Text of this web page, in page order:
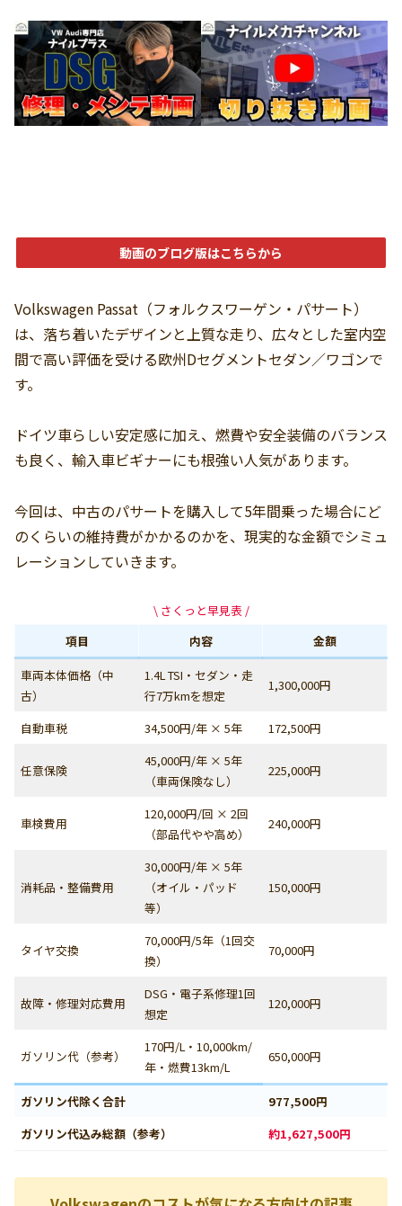
動画のブログ版はこちらから
Volkswagen Passat（フォルクスワーゲン・パサート）
は、落ち着いたデザインと上質な走り、広々とした室内空
間で高い評価を受ける欧州Dセグメントセダン／ワゴンで
す。
ドイツ車らしい安定感に加え、燃費や安全装備のバランス
も良く、輸入車ビギナーにも根強い人気があります。
今回は、中古のパサートを購入して5年間乗った場合にど
のくらいの維持費がかかるのかを、現実的な金額でシミュ
レーションしていきます。
\ さくっと早見表 /
項目
内容
金額
車両本体価格（中
古）
1.4L TSI・セダン・走
行7万kmを想定
1,300,000円
自動車税 34,500円/年 × 5年 172,500円
任意保険
45,000円/年 × 5年
（車両保険なし）
225,000円
車検費用
120,000円/回 × 2回
（部品代やや高め）
240,000円
消耗品・整備費用
30,000円/年 × 5年
（オイル・パッド
等）
150,000円
タイヤ交換
70,000円/5年（1回交
換）
70,000円
故障・修理対応費用
DSG・電子系修理1回
想定
120,000円
ガソリン代（参考）
170円/L・10,000km/
年・燃費13km/L
650,000円
ガソリン代除く合計
977,500円
ガソリン代込み総額（参考）
約1,627,500円